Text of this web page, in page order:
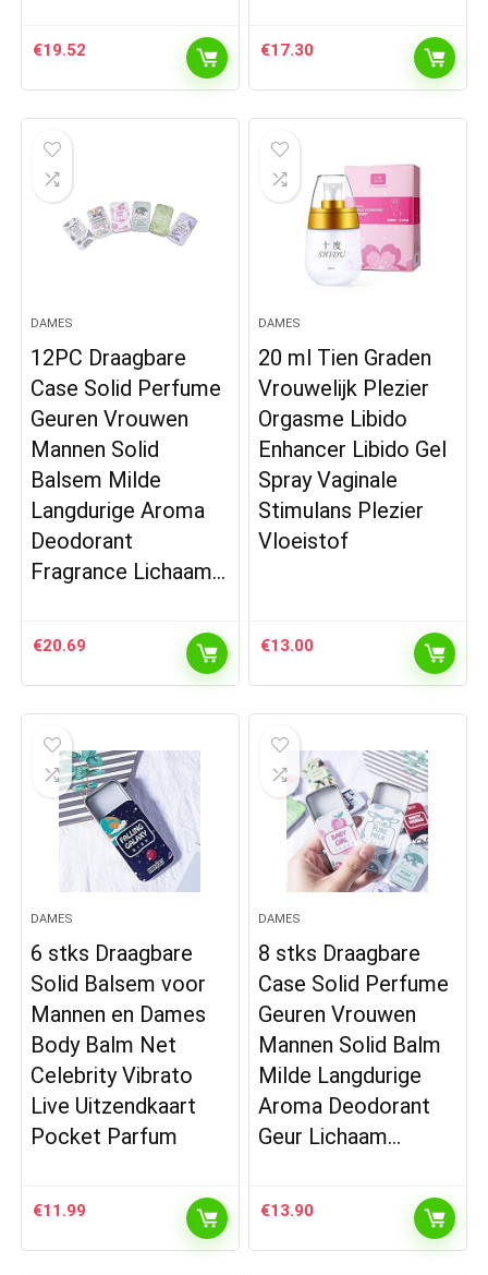
€19.52 €17.30
DAMES
12PC Draagbare
Case Solid Perfume
Geuren Vrouwen
Mannen Solid
Balsem Milde
Langdurige Aroma
Deodorant
Fragrance Lichaam…
€20.69
DAMES
20 ml Tien Graden
Vrouwelijk Plezier
Orgasme Libido
Enhancer Libido Gel
Spray Vaginale
Stimulans Plezier
Vloeistof
€13.00
DAMES
6 stks Draagbare
Solid Balsem voor
Mannen en Dames
Body Balm Net
Celebrity Vibrato
Live Uitzendkaart
Pocket Parfum
€11.99
DAMES
8 stks Draagbare
Case Solid Perfume
Geuren Vrouwen
Mannen Solid Balm
Milde Langdurige
Aroma Deodorant
Geur Lichaam…
€13.90